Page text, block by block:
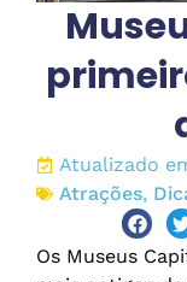
Atualizado
Atrações,
Os Museus